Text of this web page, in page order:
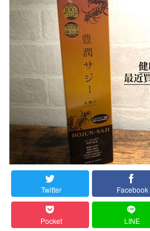
Twitter Facebook
Pocket LINE